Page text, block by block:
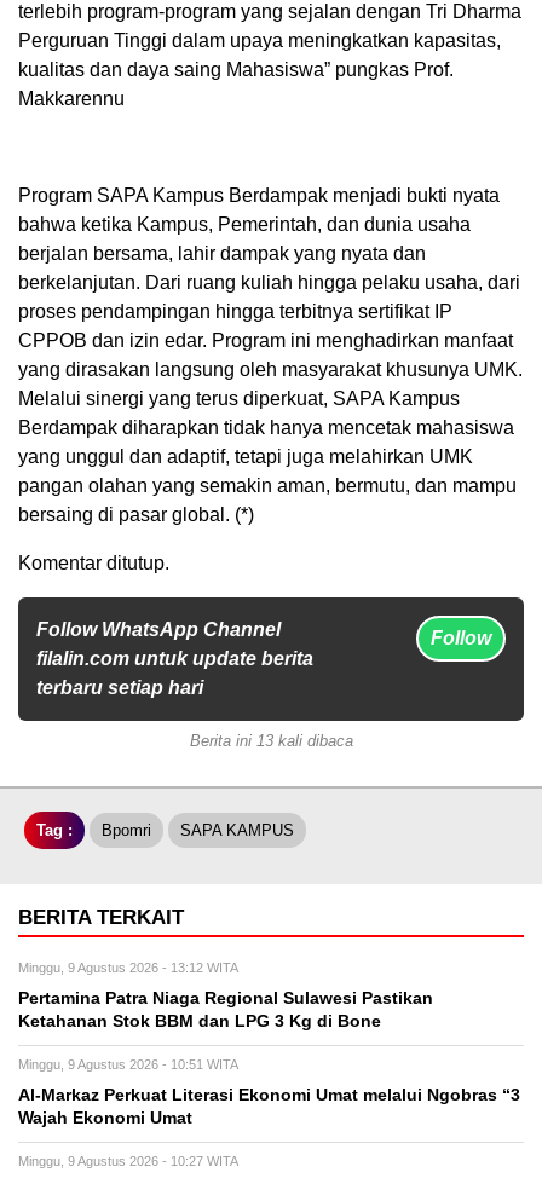
terlebih program-program yang sejalan dengan Tri Dharma
Perguruan Tinggi dalam upaya meningkatkan kapasitas,
kualitas dan daya saing Mahasiswa” pungkas Prof.
Makkarennu
Program SAPA Kampus Berdampak menjadi bukti nyata
bahwa ketika Kampus, Pemerintah, dan dunia usaha
berjalan bersama, lahir dampak yang nyata dan
berkelanjutan. Dari ruang kuliah hingga pelaku usaha, dari
proses pendampingan hingga terbitnya sertifikat IP
CPPOB dan izin edar. Program ini menghadirkan manfaat
yang dirasakan langsung oleh masyarakat khusunya UMK.
Melalui sinergi yang terus diperkuat, SAPA Kampus
Berdampak diharapkan tidak hanya mencetak mahasiswa
yang unggul dan adaptif, tetapi juga melahirkan UMK
pangan olahan yang semakin aman, bermutu, dan mampu
bersaing di pasar global. (*)
Komentar ditutup.
Follow WhatsApp Channel
filalin.com untuk update berita
terbaru setiap hari
Follow
Berita ini 13 kali dibaca
Tag : Bpomri SAPA KAMPUS
BERITA TERKAIT
Minggu, 9 Agustus 2026 - 13:12 WITA
Pertamina Patra Niaga Regional Sulawesi Pastikan
Ketahanan Stok BBM dan LPG 3 Kg di Bone
Minggu, 9 Agustus 2026 - 10:51 WITA
Al-Markaz Perkuat Literasi Ekonomi Umat melalui Ngobras “3
Wajah Ekonomi Umat
Minggu, 9 Agustus 2026 - 10:27 WITA